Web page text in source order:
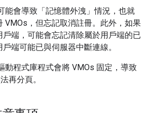
能會導致「記憶體外洩」情況，也就
VMOs，但忘記取消註冊。此外，如果
端，可能會忘記清除屬於用戶端的已
端可能已與伺服器中斷連線。
動程式庫程式會將 VMOs 固定，導致
再分頁。